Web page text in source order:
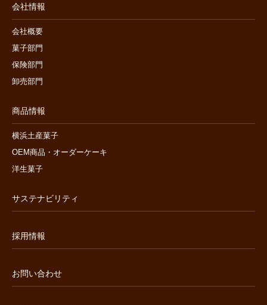
会社情報
会社概要
菓子部門
保険部門
卸売部門
商品情報
横浜土産菓子
OEM商品・オーダーケーキ
洋生菓子
サステナビリティ
採用情報
お問い合わせ